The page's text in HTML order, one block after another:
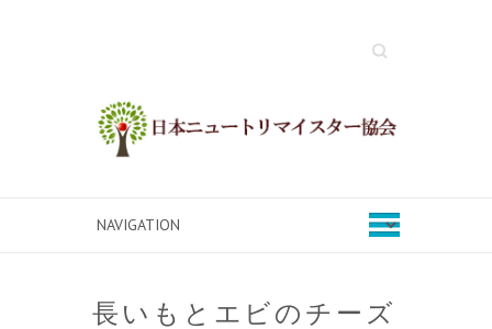
Search
長いもとエビのチーズ